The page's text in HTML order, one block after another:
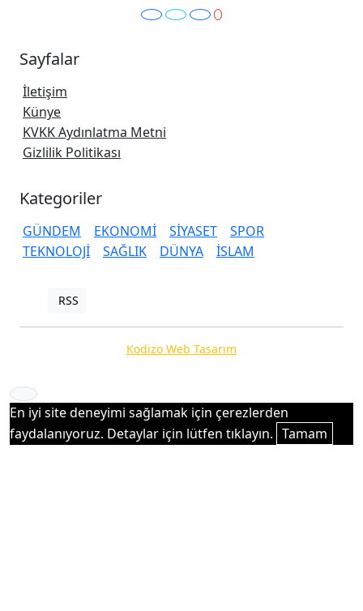
Sayfalar
İletişim
Künye
KVKK Aydınlatma Metni
Gizlilik Politikası
Kategoriler
GÜNDEM EKONOMİ SİYASET
SPOR
TEKNOLOJİ
SAĞLIK DÜNYA İSLAM
RSS
Kodizo Web Tasarım
En iyi site deneyimi sağlamak için çerezlerden
faydalanıyoruz. Detaylar için lütfen tıklayın. Tamam